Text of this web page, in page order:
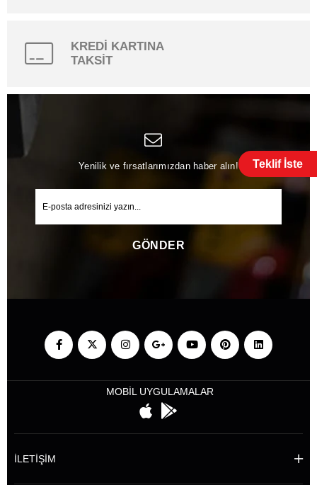
Teklif İste
KREDİ KARTINA
TAKSİT
Yenilik ve fırsatlarımızdan haber alın!
GÖNDER
MOBİL UYGULAMALAR
İLETİŞİM